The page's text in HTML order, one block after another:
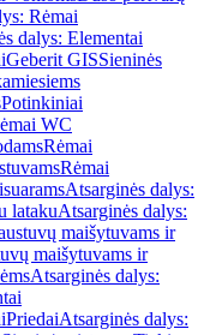
Rėmai
dalys: Elementai
Geberit GISSieninės
Potinkiniai
WC
Rėmai
Rėmai
Atsarginės dalys:
latakuAtsarginės dalys:
maišytuvams ir
maišytuvams ir
Atsarginės dalys:
PriedaiAtsarginės dalys: